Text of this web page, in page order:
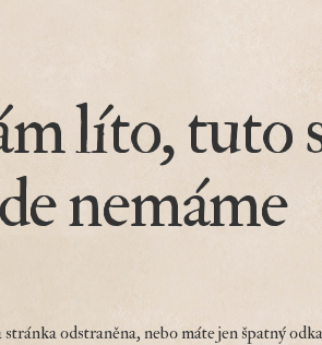
líto, tuto
nemáme
odstraněna, nebo máte jen špatný